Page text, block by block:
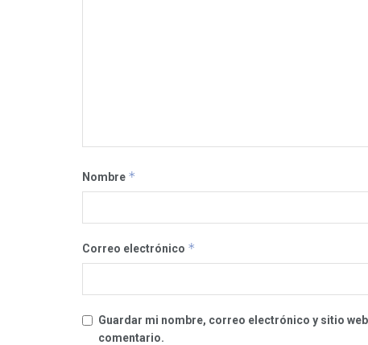
Nombre *
Correo electrónico *
Guardar mi nombre, correo electrónico y sitio
comentario.